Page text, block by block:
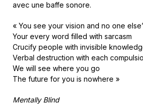
avec une baffe sonore.
« You see your vision and no one
Your every word filled with sarcasm
Crucify people with invisible
Verbal destruction with each
We will see where you go
The future for you is nowhere »
Mentally Blind